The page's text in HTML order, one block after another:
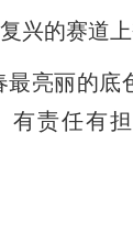
兴的赛道
亮丽的底
有责任有